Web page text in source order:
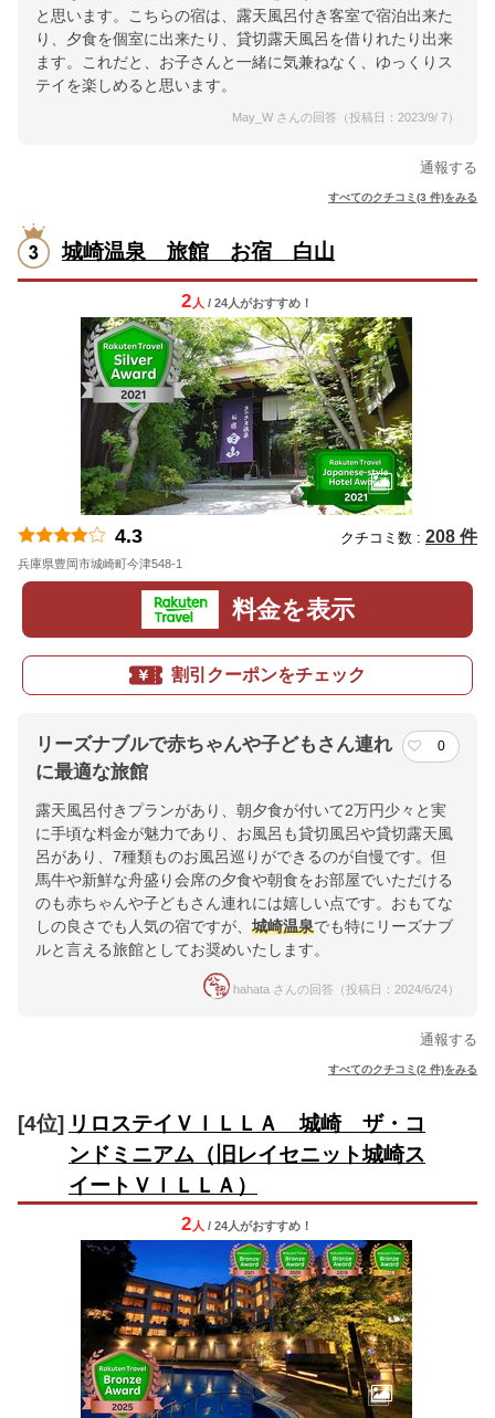
と思います。こちらの宿は、露天風呂付き客室で宿泊出来た
り、夕食を個室に出来たり、貸切露天風呂を借りれたり出来
ます。これだと、お子さんと一緒に気兼ねなく、ゆっくりス
テイを楽しめると思います。
May_W さんの回答（投稿日：2023/9/ 7）
通報する
すべてのクチコミ(3 件)をみる
城崎温泉 旅館 お宿 白山
2 人 / 24人がおすすめ！
4.3 クチコミ数 : 208 件
兵庫県豊岡市城崎町今津548-1
料金を表示
割引クーポンをチェック
リーズナブルで赤ちゃんや子どもさん連れ
に最適な旅館
0
露天風呂付きプランがあり、朝夕食が付いて2万円少々と実
に手頃な料金が魅力であり、お風呂も貸切風呂や貸切露天風
呂があり、7種類ものお風呂巡りができるのが自慢です。但
馬牛や新鮮な舟盛り会席の夕食や朝食をお部屋でいただける
のも赤ちゃんや子どもさん連れには嬉しい点です。おもてな
しの良さでも人気の宿ですが、 城崎温泉でも特にリーズナブ
ルと言える旅館としてお奨めいたします。
hahata さんの回答（投稿日：2024/6/24）
通報する
すべてのクチコミ(2 件)をみる
[4位] リロステイＶＩＬＬＡ 城崎 ザ・コ
ンドミニアム（旧レイセニット城崎ス
イートＶＩＬＬＡ）
2 人 / 24人がおすすめ！